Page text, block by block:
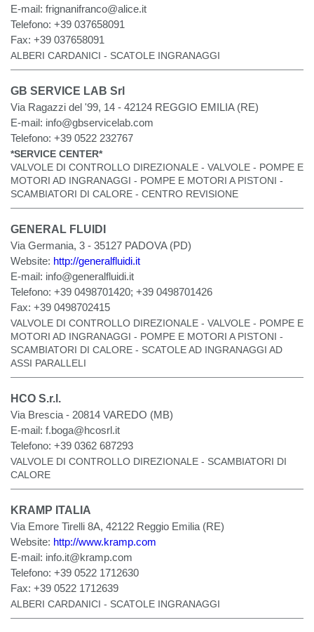
E-mail: frignanifranco@alice.it
Telefono: +39 037658091
Fax: +39 037658091
ALBERI CARDANICI - SCATOLE INGRANAGGI
GB SERVICE LAB Srl
Via Ragazzi del '99, 14 - 42124 REGGIO EMILIA (RE)
E-mail: info@gbservicelab.com
Telefono: +39 0522 232767
*SERVICE CENTER*
VALVOLE DI CONTROLLO DIREZIONALE - VALVOLE - POMPE E
MOTORI AD INGRANAGGI - POMPE E MOTORI A PISTONI -
SCAMBIATORI DI CALORE - CENTRO REVISIONE
GENERAL FLUIDI
Via Germania, 3 - 35127 PADOVA (PD)
Website: http://generalfluidi.it
E-mail: info@generalfluidi.it
Telefono: +39 0498701420; +39 0498701426
Fax: +39 0498702415
VALVOLE DI CONTROLLO DIREZIONALE - VALVOLE - POMPE E
MOTORI AD INGRANAGGI - POMPE E MOTORI A PISTONI -
SCAMBIATORI DI CALORE - SCATOLE AD INGRANAGGI AD
ASSI PARALLELI
HCO S.r.l.
Via Brescia - 20814 VAREDO (MB)
E-mail: f.boga@hcosrl.it
Telefono: +39 0362 687293
VALVOLE DI CONTROLLO DIREZIONALE - SCAMBIATORI DI
CALORE
KRAMP ITALIA
Via Emore Tirelli 8A, 42122 Reggio Emilia (RE)
Website: http://www.kramp.com
E-mail: info.it@kramp.com
Telefono: +39 0522 1712630
Fax: +39 0522 1712639
ALBERI CARDANICI - SCATOLE INGRANAGGI